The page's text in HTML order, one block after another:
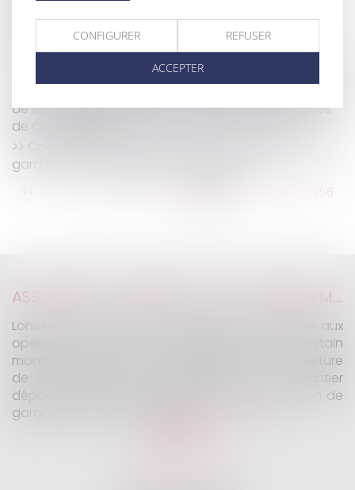
Rapport de la Cour des comptes dans la lutte
contre les contrefaçons
Succession ouverte avant 2007 : 30 ans pour opter
de sécurité sanitaire pour la continuité des activités
de construction
Covid 19 : Quelles dispositions prendre pour les
gardiens et les employés d’immeuble ?
<< 256
ASSURANCE CONSTRUCTION : LE DÉPASSEMENT DU MONTANT MAXIMAL GARANTI PEUT EXCLURE TOUTE COUVERTURE
Lorsqu'un contrat d'assurance limite sa garantie aux
opérations dont le coût n'excède pas un certain
montant, l'assuré ne peut prétendre à la couverture
de son assureur s'il intervient sur un chantier
dépassant ce seuil sans avoir obtenu l'extension de
garantie prévue au contrat...
CONFIGURER REFUSER
ACCEPTER